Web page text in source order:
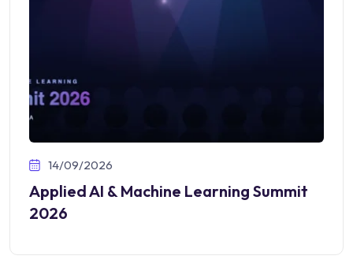
14/09/2026
Applied AI & Machine Learning Summit
2026